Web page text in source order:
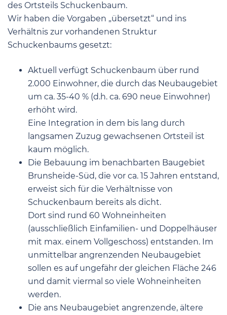
des Ortsteils Schuckenbaum.
Wir haben die Vorgaben „übersetzt“ und ins
Verhältnis zur vorhandenen Struktur
Schuckenbaums gesetzt:
Aktuell verfügt Schuckenbaum über rund
2.000 Einwohner, die durch das Neubaugebiet
um ca. 35-40 % (d.h. ca. 690 neue Einwohner)
erhöht wird.
Eine Integration in dem bis lang durch
langsamen Zuzug gewachsenen Ortsteil ist
kaum möglich.
Die Bebauung im benachbarten Baugebiet
Brunsheide-Süd, die vor ca. 15 Jahren entstand,
erweist sich für die Verhältnisse von
Schuckenbaum bereits als dicht.
Dort sind rund 60 Wohneinheiten
(ausschließlich Einfamilien- und Doppelhäuser
mit max. einem Vollgeschoss) entstanden. Im
unmittelbar angrenzenden Neubaugebiet
sollen es auf ungefähr der gleichen Fläche 246
und damit viermal so viele Wohneinheiten
werden.
Die ans Neubaugebiet angrenzende, ältere